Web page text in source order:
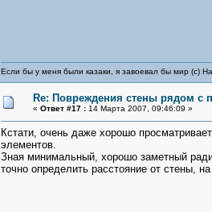
Если бы у меня были казаки, я завоевал бы мир (с)
Re: Повреждения стены рядом с
« Ответ #17 : 14 Марта 2007, 09:46:09 »
Кстати, очень даже хорошо
элементов.
Зная минимальный, хорошо заметный
точно определить расстояние от стены,